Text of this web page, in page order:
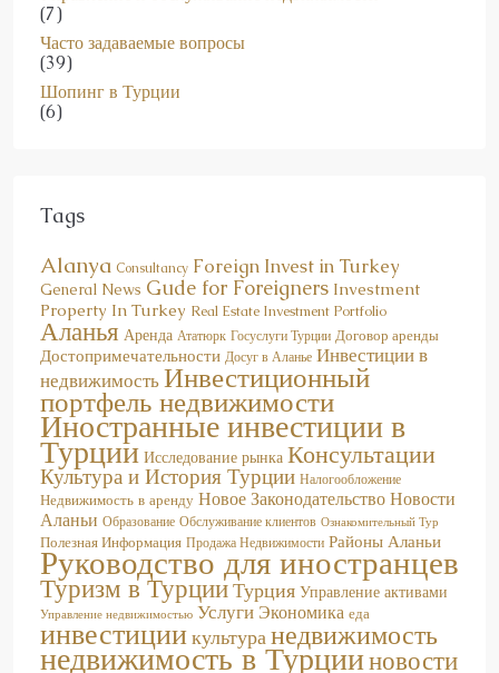
Часто задаваемые вопросы
(39)
Шопинг в Турции
(6)
Alanya
General News Gude for Foreigners Investment
Property In Turkey Real Estate Investment Portfolio
Аланья Аренда Ататюрк Госуслуги Турции Договор аренды
Достопримечательности Досуг в Аланье
Инвестиции в
недвижимостьИнвестиционный
портфель недвижимости
Иностранные инвестиции в
Турции Исследование рынка Консультации
Культура и История Турции Налогообложение
Недвижимость в аренду Новое Законодательство Новости
Аланьи Образование Обслуживание клиентов Ознакомительный Тур
Полезная Информация Продажа Недвижимости Районы Аланьи
Руководство для иностранцев
Туризм в ТурцииТурция Управление активами
Управление недвижимостью УслугиЭкономика еда
инвестициикультуранедвижимость
недвижимость в Турцииновости
Турции турецкая кухня